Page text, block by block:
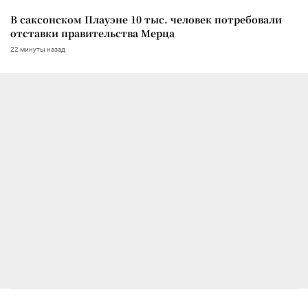
В саксонском Плауэне 10 тыс. человек потребовали
отставки правительства Мерца
22 минуты назад